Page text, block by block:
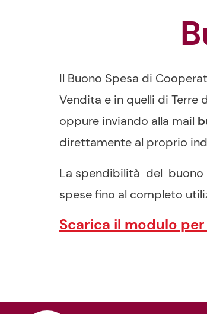
Il Buono Spesa di
Vendita e in quelli di Terre
oppure inviando alla mail
direttamente al proprio
La spendibilità del buono
spese fino al completo
Scarica il modulo